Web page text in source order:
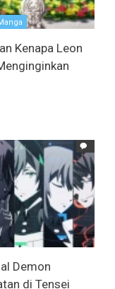
Kenapa Leon
Demon
di Tensei